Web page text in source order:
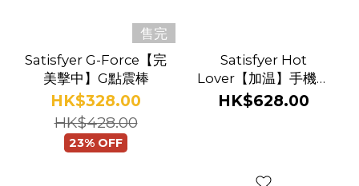
售完
Satisfyer G-Force【完
美擊中】G點震棒
HK$328.00
HK$428.00
23% OFF
Satisfyer Hot
Lover【加温】手機智
能遙控 兔型震棒
HK$628.00